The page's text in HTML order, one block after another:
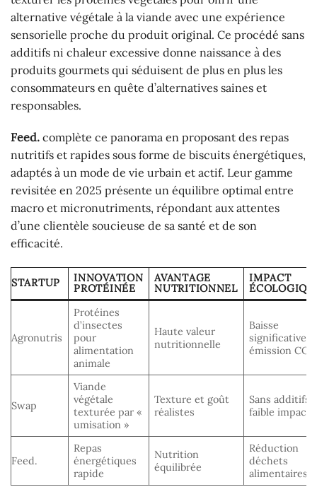
alternative végétale à la viande avec une expérience
sensorielle proche du produit original. Ce procédé sans
additifs ni chaleur excessive donne naissance à des
produits gourmets qui séduisent de plus en plus les
consommateurs en quête d’alternatives saines et
responsables.
Feed. complète ce panorama en proposant des repas
nutritifs et rapides sous forme de biscuits énergétiques,
adaptés à un mode de vie urbain et actif. Leur gamme
revisitée en 2025 présente un équilibre optimal entre
macro et micronutriments, répondant aux attentes
d’une clientèle soucieuse de sa santé et de son
efficacité.
STARTUP
INNOVATION
PROTÉINÉE
AVANTAGE
NUTRITIONNEL
IMPACT
Agronutris
Protéines
d’insectes
pour
alimentation
animale
Haute valeur
nutritionnelle
Baisse
significative
émission CO2
Swap
Viande
végétale
texturée par «
umisation »
Texture et goût
réalistes
Sans additifs,
faible impact
Feed.
Repas
énergétiques
rapide
Nutrition
équilibrée
Réduction
déchets
alimentaires